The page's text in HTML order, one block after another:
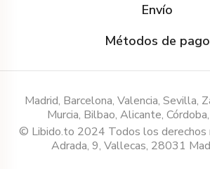
Envío
Métodos de pago
Madrid, Barcelona, Valencia, Sevilla,
Murcia, Bilbao, Alicante,
© Libido.to 2024 Todos los derechos
Adrada, 9, Vallecas, 28031